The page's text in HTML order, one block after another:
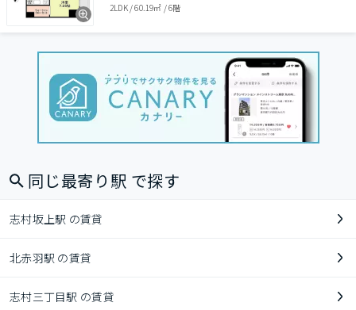
2LDK/60.19㎡ /6階
同じ最寄り駅 で探す
志村坂上駅 の賃貸
北赤羽駅 の賃貸
志村三丁目駅 の賃貸